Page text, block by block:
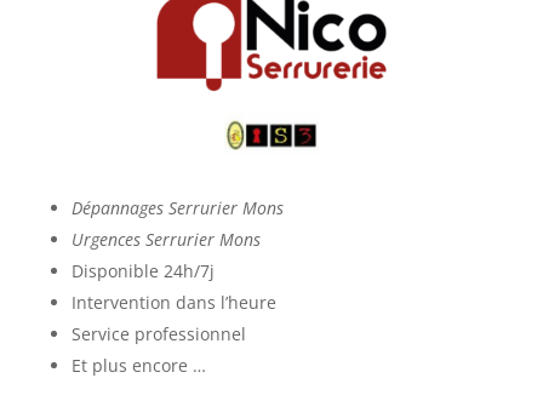
Dépannages Serrurier Mons
Urgences Serrurier Mons
Disponible 24h/7j
Intervention dans l’heure
Service professionnel
Et plus encore …